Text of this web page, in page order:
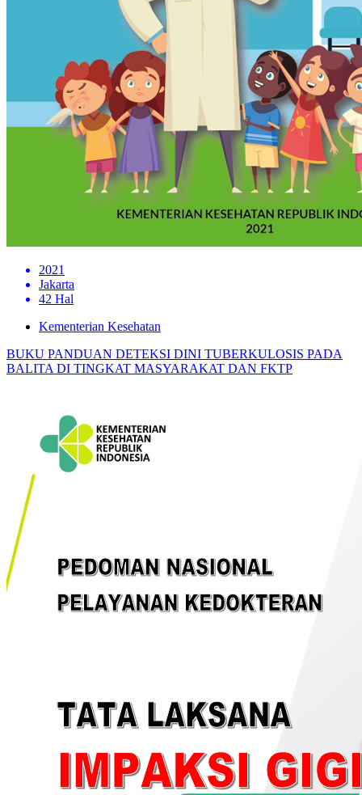
2021
Jakarta
42 Hal
Kementerian Kesehatan
BUKU PANDUAN DETEKSI DINI TUBERKULOSIS PADA
BALITA DI TINGKAT MASYARAKAT DAN FKTP